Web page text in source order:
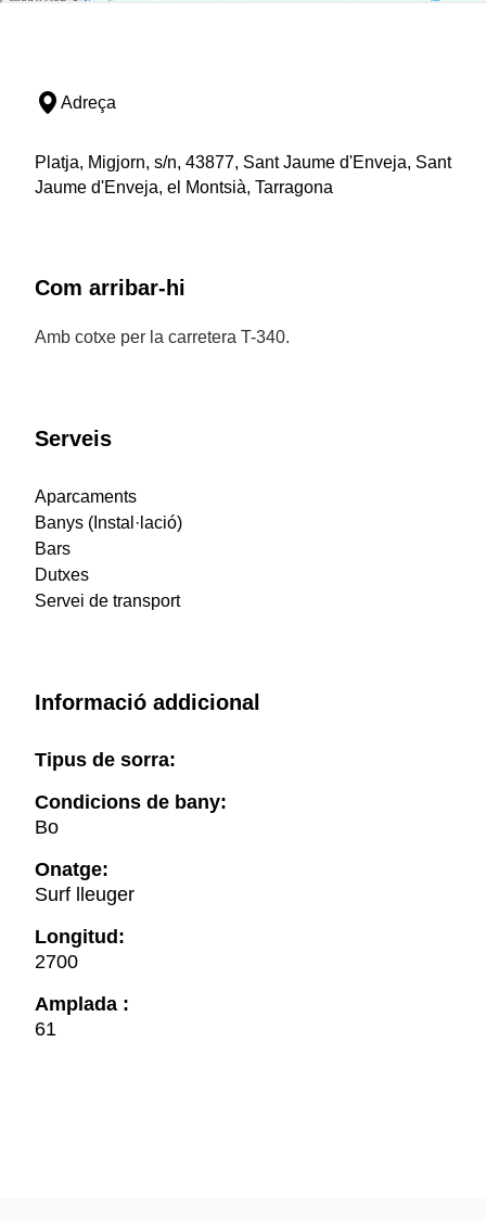
Adreça
Platja, Migjorn, s/n, 43877, Sant Jaume d'Enveja, Sant
Jaume d'Enveja, el Montsià, Tarragona
Com arribar-hi
Amb cotxe per la carretera T-340.
Serveis
Aparcaments
Banys (Instal·lació)
Bars
Dutxes
Servei de transport
Informació addicional
Tipus de sorra:
Condicions de bany:
Bo
Onatge:
Surf lleuger
Longitud:
2700
Amplada :
61